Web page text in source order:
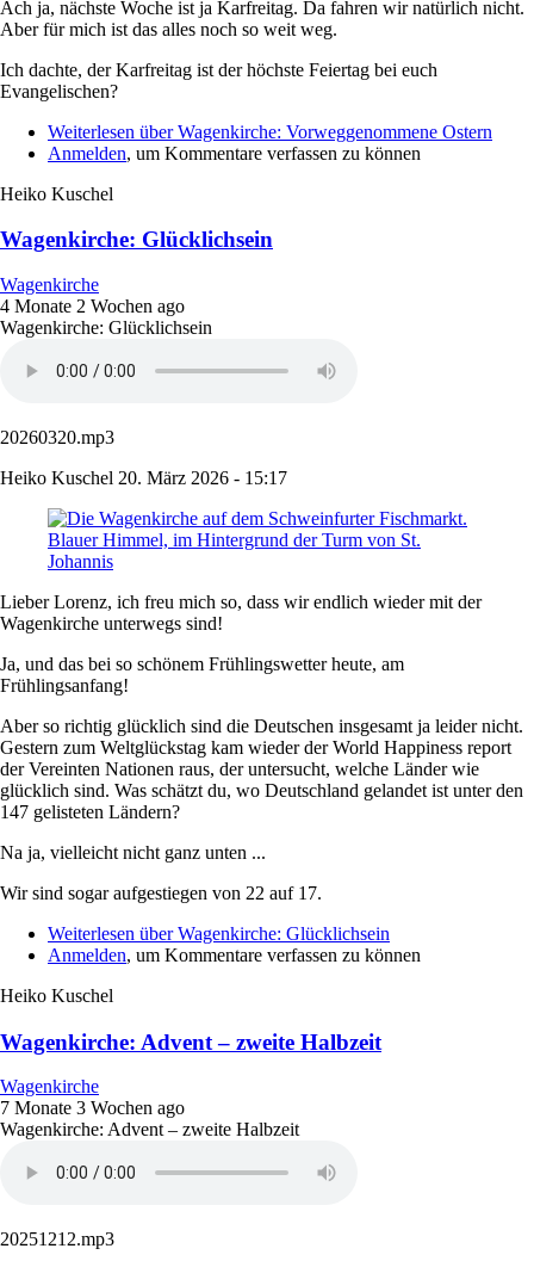
Ach ja, nächste Woche ist ja Karfreitag. Da fahren wir natürlich nicht.
Aber für mich ist das alles noch so weit weg.
Ich dachte, der Karfreitag ist der höchste Feiertag bei euch
Evangelischen?
Weiterlesen über Wagenkirche: Vorweggenommene Ostern
Anmelden, um Kommentare verfassen zu können
Heiko Kuschel
Wagenkirche: Glücklichsein
Wagenkirche
4 Monate 2 Wochen ago
Wagenkirche: Glücklichsein
20260320.mp3
Heiko Kuschel 20. März 2026 - 15:17
Lieber Lorenz, ich freu mich so, dass wir endlich wieder mit der
Wagenkirche unterwegs sind!
Ja, und das bei so schönem Frühlingswetter heute, am
Frühlingsanfang!
Aber so richtig glücklich sind die Deutschen insgesamt ja leider nicht.
Gestern zum Weltglückstag kam wieder der World Happiness report
der Vereinten Nationen raus, der untersucht, welche Länder wie
glücklich sind. Was schätzt du, wo Deutschland gelandet ist unter den
147 gelisteten Ländern?
Na ja, vielleicht nicht ganz unten ...
Wir sind sogar aufgestiegen von 22 auf 17.
Weiterlesen über Wagenkirche: Glücklichsein
Anmelden, um Kommentare verfassen zu können
Heiko Kuschel
Wagenkirche: Advent – zweite Halbzeit
Wagenkirche
7 Monate 3 Wochen ago
Wagenkirche: Advent – zweite Halbzeit
20251212.mp3